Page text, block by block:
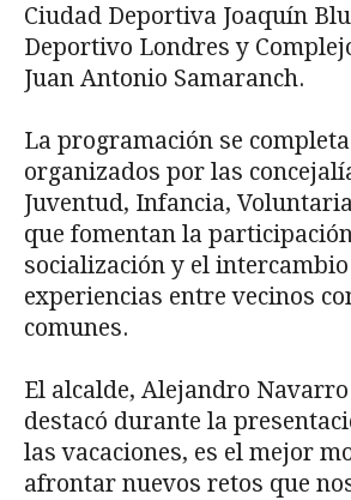
Ciudad Deportiva Joaquín
Deportivo Londres y
Juan Antonio Samaranch.
La programación se
organizados por las
Juventud, Infancia,
que fomentan la
socialización y el intercambio
experiencias entre vecinos
comunes.
El alcalde, Alejandro
destacó durante la
las vacaciones, es el mejor
afrontar nuevos retos que